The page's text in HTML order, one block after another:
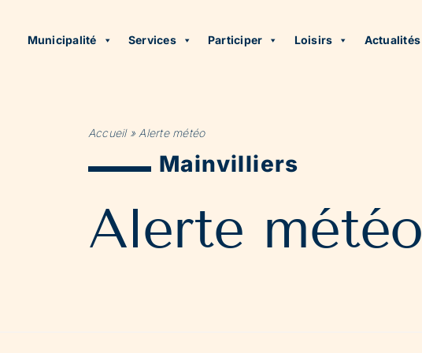
Municipalité Services Participer Loisirs Actualités
Accueil» Alerte météo
Mainvilliers
Alerte météo